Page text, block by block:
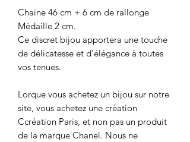
Chaine 46 cm + 6 cm de rallonge
Médaille 2 cm.
Ce discret bijou apportera une touche
de délicatesse et d'élégance à toutes
vos tenues.
Lorque vous achetez un bijou sur notre
site, vous achetez une création
Ccréation Paris, et non pas un produit
de la marque Chanel. Nous ne